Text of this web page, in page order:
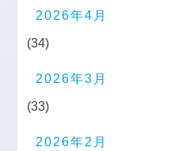
2026年4月
(34)
2026年3月
(33)
2026年2月